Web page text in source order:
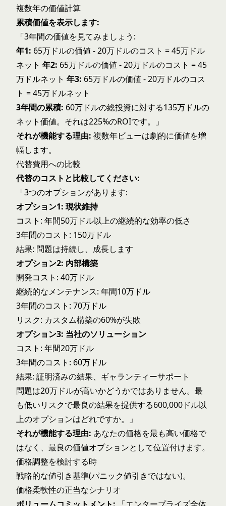
複数年の価値計算
累積価値を表示します:
「3年間の価値を見てみましょう:
年1: 65万ドルの価値 - 20万ドルのコスト = 45万ドル
ネット 年2: 65万ドルの価値 - 20万ドルのコスト = 45
万ドルネット 年3: 65万ドルの価値 - 20万ドルのコス
ト = 45万ドルネット
3年間の累積: 60万ドルの総投資に対する135万ドルの
ネット価値。それは225%のROIです。」
それが機能する理由: 複数年ビューは劇的に価値を増
幅します。
代替費用への比較
代替のコストと比較してください:
「3つのオプションがあります:
オプション1: 現状維持
コスト: 年間50万ドル以上の継続的な効率の低さ
3年間のコスト: 150万ドル
結果: 問題は持続し、成長します
オプション2: 内部構築
開発コスト: 40万ドル
継続的なメンテナンス: 年間10万ドル
3年間のコスト: 70万ドル
リスク: カスタム構築の60%が失敗
オプション3: 当社のソリューション
コスト: 年間20万ドル
3年間のコスト: 60万ドル
結果: 証明済みの結果、ギャランティーサポート
問題は20万ドルが高いかどうかではありません。最
も低いリスクで最良の結果を提供する600,000ドル以
上のオプションはどれですか。」
それが機能する理由: あなたの価格を最も高い価格で
はなく、最良の価値オプションとして位置付けます。
価格調整を検討する時
戦略的な値引き基準(パニック値引きではない)。
価格柔軟性の正当なシナリオ